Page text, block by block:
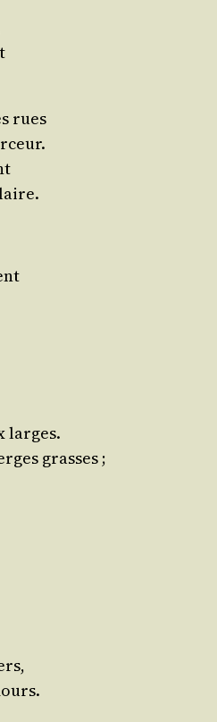
rues
larges.
grasses ;